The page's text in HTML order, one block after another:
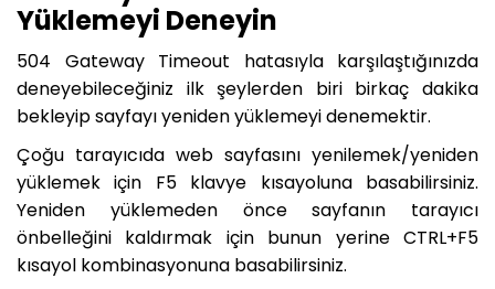
Yüklemeyi Deneyin
504 Gateway Timeout hatasıyla karşılaştığınızda
deneyebileceğiniz ilk şeylerden biri birkaç dakika
bekleyip sayfayı yeniden yüklemeyi denemektir.
Çoğu tarayıcıda web sayfasını yenilemek/yeniden
yüklemek için F5 klavye kısayoluna basabilirsiniz.
Yeniden yüklemeden önce sayfanın tarayıcı
önbelleğini kaldırmak için bunun yerine CTRL+F5
kısayol kombinasyonuna basabilirsiniz.